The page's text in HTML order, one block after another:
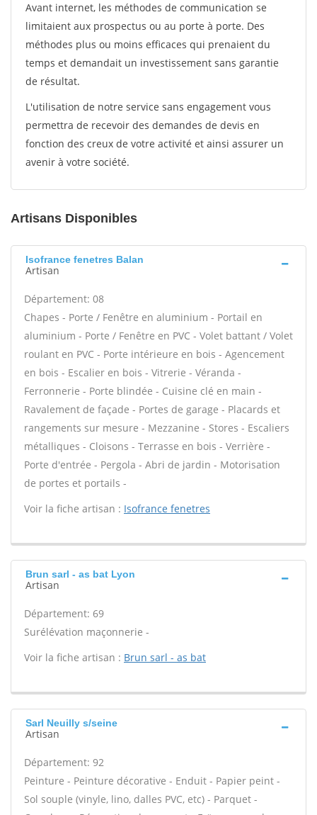
Avant internet, les méthodes de communication se
limitaient aux prospectus ou au porte à porte. Des
méthodes plus ou moins efficaces qui prenaient du
temps et demandait un investissement sans garantie
de résultat.
L'utilisation de notre service sans engagement vous
permettra de recevoir des demandes de devis en
fonction des creux de votre activité et ainsi assurer un
avenir à votre société.
Artisans Disponibles
Isofrance fenetres Balan
Artisan
Département: 08
Chapes - Porte / Fenêtre en aluminium - Portail en
aluminium - Porte / Fenêtre en PVC - Volet battant / Volet
roulant en PVC - Porte intérieure en bois - Agencement
en bois - Escalier en bois - Vitrerie - Véranda -
Ferronnerie - Porte blindée - Cuisine clé en main -
Ravalement de façade - Portes de garage - Placards et
rangements sur mesure - Mezzanine - Stores - Escaliers
métalliques - Cloisons - Terrasse en bois - Verrière -
Porte d'entrée - Pergola - Abri de jardin - Motorisation
de portes et portails -
Voir la fiche artisan : Isofrance fenetres
Brun sarl - as bat Lyon
Artisan
Département: 69
Surélévation maçonnerie -
Voir la fiche artisan : Brun sarl - as bat
Sarl Neuilly s/seine
Artisan
Département: 92
Peinture - Peinture décorative - Enduit - Papier peint -
Sol souple (vinyle, lino, dalles PVC, etc) - Parquet -